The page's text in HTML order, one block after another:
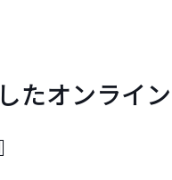
たオンライ